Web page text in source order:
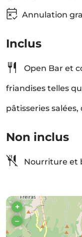
Annulation
Inclus
Open Bar et
friandises telles
pâtisseries
Non inclus
Nourriture et
+
–